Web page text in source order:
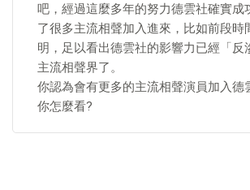
吧，經過這麼多年的努力德雲社確實成
了很多主流相聲加入進來，比如前段時
明，足以看出德雲社的影響力已經「反
主流相聲界了。
你認為會有更多的主流相聲演員加入德
你怎麼看?